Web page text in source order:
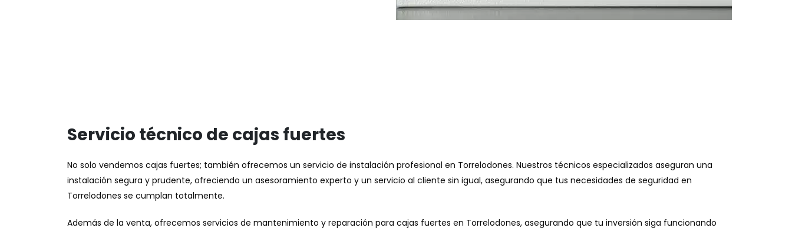
Servicio técnico de cajas fuertes
No solo vendemos cajas fuertes; también ofrecemos un servicio de instalación profesional en Torrelodones. Nuestros técnicos especializados aseguran una
instalación segura y prudente, ofreciendo un asesoramiento experto y un servicio al cliente sin igual, asegurando que tus necesidades de seguridad en
Torrelodones se cumplan totalmente.
Además de la venta, ofrecemos servicios de mantenimiento y reparación para cajas fuertes en Torrelodones, asegurando que tu inversión siga funcionando